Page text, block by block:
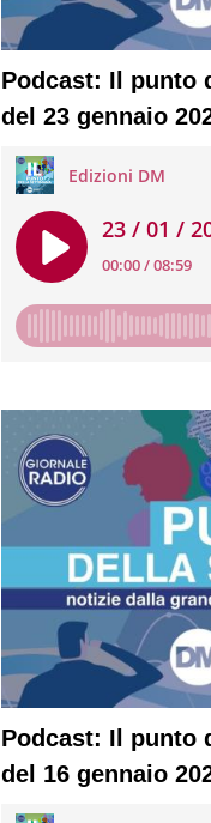
Podcast: Il punto
del 23 gennaio
Podcast: Il punto
del 16 gennaio